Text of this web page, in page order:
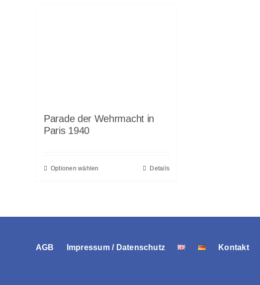
Parade der Wehrmacht in
Paris 1940
Optionen wählen Details
AGB Impressum / Datenschutz Kontakt